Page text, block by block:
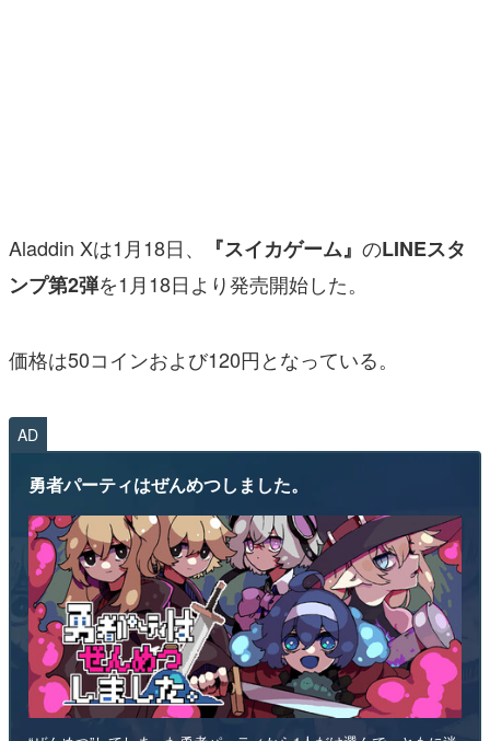
Aladdin Xは1月18日、 『スイカゲーム』 のLINEスタ
ンプ第2弾を1月18日より発売開始した。
価格は50コインおよび120円となっている。
AD
勇者パーティはぜんめつしました。